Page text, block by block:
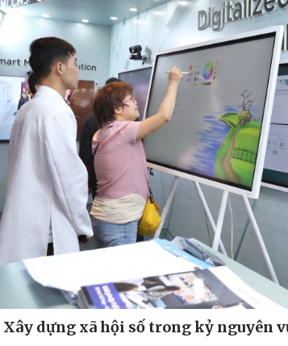
Xây dựng xã hội số trong kỷ nguyên